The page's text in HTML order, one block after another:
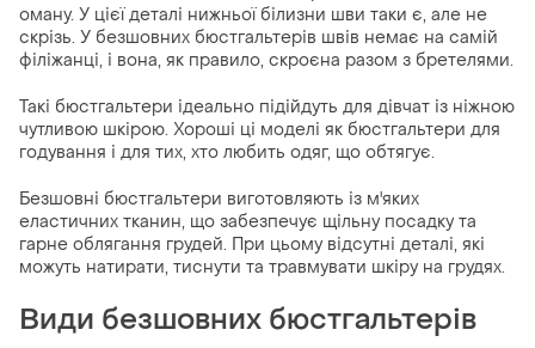
оману. У цієї деталі нижньої білизни шви таки є, але не
скрізь. У безшовних бюстгальтерів швів немає на самій
філіжанці, і вона, як правило, скроєна разом з бретелями.
Такі бюстгальтери ідеально підійдуть для дівчат із ніжною
чутливою шкірою. Хороші ці моделі як бюстгальтери для
годування і для тих, хто любить одяг, що обтягує.
Безшовні бюстгальтери виготовляють із м'яких
еластичних тканин, що забезпечує щільну посадку та
гарне облягання грудей. При цьому відсутні деталі, які
можуть натирати, тиснути та травмувати шкіру на грудях.
Види безшовних бюстгальтерів